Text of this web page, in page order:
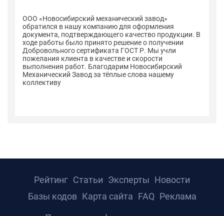
ООО «Новосибирский механический завод»
обратился в нашу компанию для оформления
документа, подтверждающего качество продукции. В
ходе работы было принято решение о получении
Добровольного сертификата ГОСТ Р. Мы учли
пожелания клиента в качестве и скорости
выполнения работ. Благодарим Новосибирский
Механический Завод за тёплые слова нашему
коллективу
Рейтинг Статьи Эксперты Новости
Базы кодов Карта сайта FAQ Реклама